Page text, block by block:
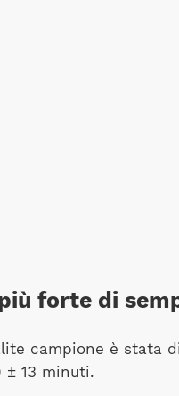
forte di
campione è stata
13 minuti.